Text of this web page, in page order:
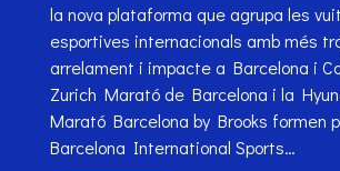
la nova plataforma que agrupa les
esportives internacionals amb més
arrelament i impacte a Barcelona i
Zurich Marató de Barcelona i la
Marató Barcelona by Brooks formen
Barcelona International Sports…